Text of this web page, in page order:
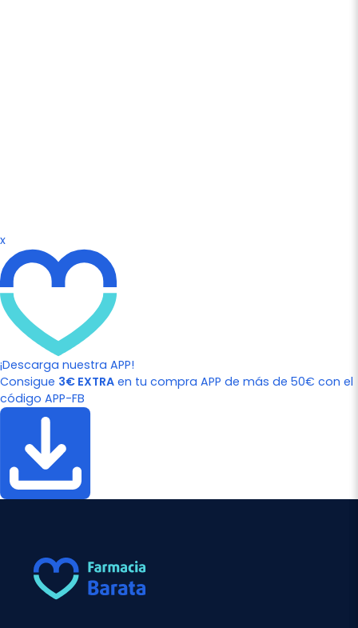
x
¡Descarga nuestra APP!
Consigue 3€ EXTRA en tu compra APP de más de 50€ con el
código APP-FB